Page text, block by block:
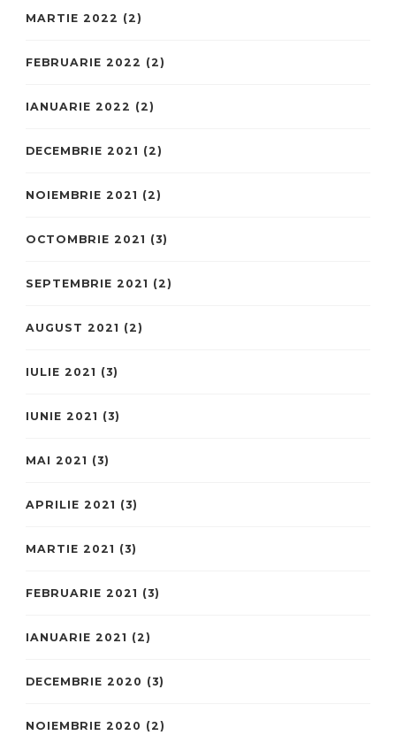
MARTIE 2022 (2)
FEBRUARIE 2022 (2)
IANUARIE 2022 (2)
DECEMBRIE 2021 (2)
NOIEMBRIE 2021 (2)
OCTOMBRIE 2021 (3)
SEPTEMBRIE 2021 (2)
AUGUST 2021 (2)
IULIE 2021 (3)
IUNIE 2021 (3)
MAI 2021 (3)
APRILIE 2021 (3)
MARTIE 2021 (3)
FEBRUARIE 2021 (3)
IANUARIE 2021 (2)
DECEMBRIE 2020 (3)
NOIEMBRIE 2020 (2)